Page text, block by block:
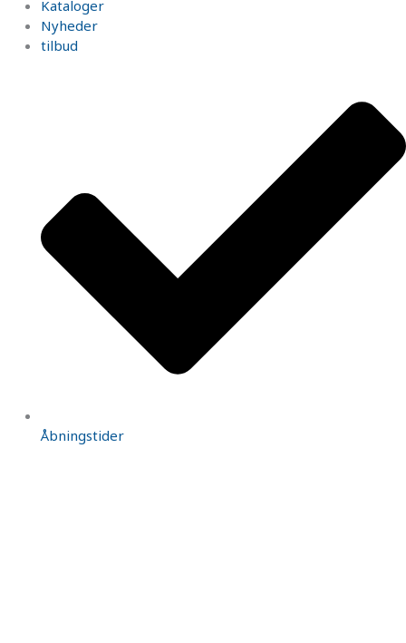
Kataloger
Nyheder
tilbud
Åbningstider